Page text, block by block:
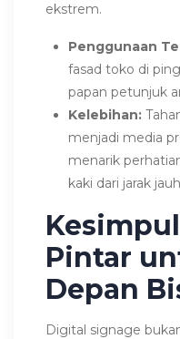
ekstrem.
Penggunaan
fasad toko di
papan petunjuk
Kelebihan:
menjadi media
menarik
kaki dari jarak
Pintar
Depan
Digital signage